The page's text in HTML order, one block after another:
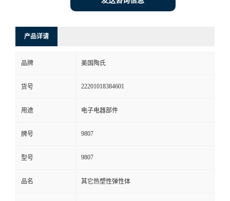
留
言
产品详请
品牌 美国陶氏
货号 22201018384601
用途 电子电器部件
牌号 9807
型号 9807
品名 其它热塑性弹性体